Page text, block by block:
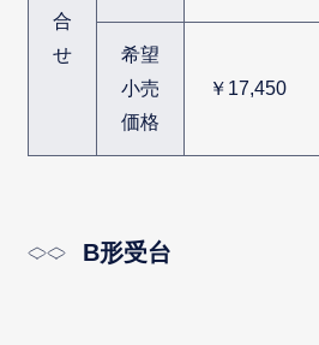
合
せ
希望
小売
価格
￥17,450
B形受台